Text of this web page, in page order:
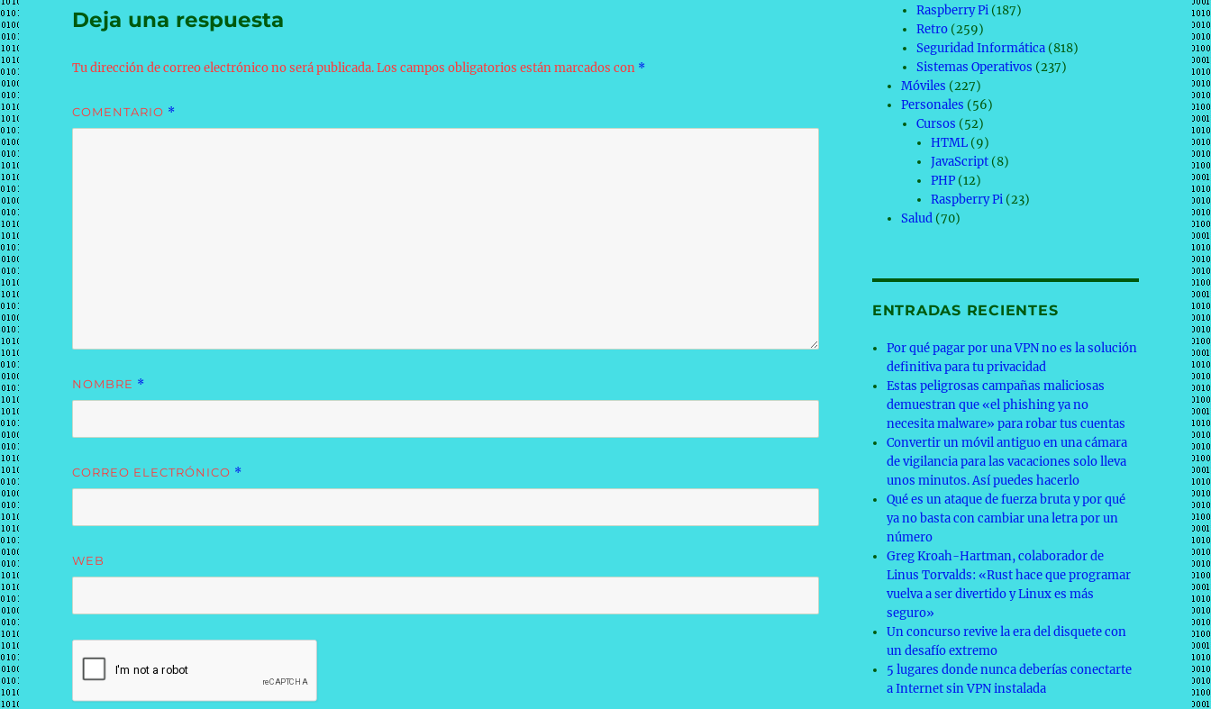
Deja una respuesta
Tu dirección de correo electrónico no será publicada.Los campos obligatorios están marcados con *
COMENTARIO *
NOMBRE *
CORREO ELECTRÓNICO *
WEB
Raspberry Pi(187)
Retro(259)
Seguridad Informática(818)
Sistemas Operativos (237)
Móviles (227)
Personales (56)
Cursos (52)
HTML(9)
JavaScript(8)
PHP(12)
Raspberry Pi(23)
Salud (70)
ENTRADAS RECIENTES
Por qué pagar por una VPN no es la solución
definitiva para tu privacidad
Estas peligrosas campañas maliciosas
demuestran que «el phishing ya no
necesita malware» para robar tus cuentas
Convertir un móvil antiguo en una cámara
de vigilancia para las vacaciones solo lleva
unos minutos. Así puedes hacerlo
Qué es un ataque de fuerza bruta y por qué
ya no basta con cambiar una letra por un
número
Greg Kroah-Hartman, colaborador de
Linus Torvalds: «Rust hace que programar
vuelva a ser divertido y Linux es más
seguro»
Un concurso revive la era del disquete con
un desafío extremo
5 lugares donde nunca deberías conectarte
a Internet sin VPN instalada